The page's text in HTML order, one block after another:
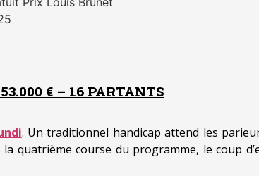
€ – 16 PARTANTS
. Un traditionnel handicap attend les
la quatrième course du programme, le coup